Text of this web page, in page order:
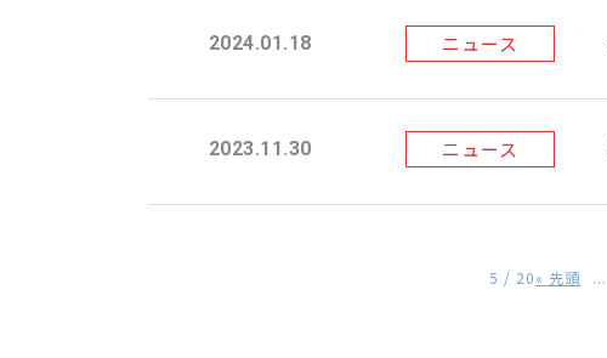
2024.01.18 ニュース
2023.11.30 ニュース
5 / 20« 先頭 ...